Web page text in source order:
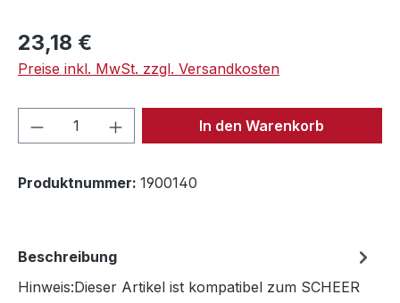
Regulärer Preis:
23,18 €
Preise inkl. MwSt. zzgl. Versandkosten
Produkt Anzahl: Gib denIn den Warenkorb
Produktnummer: 1900140
Beschreibung
Hinweis:Dieser Artikel ist kompatibel zum SCHEER